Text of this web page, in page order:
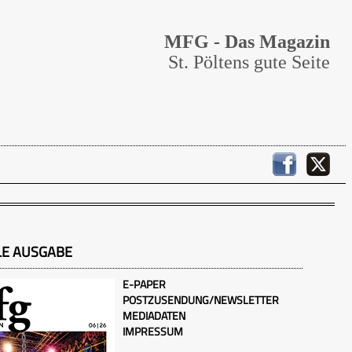
MFG - Das Magazin
St. Pöltens gute Seite
AUSGABE
E-PAPER
POSTZUSENDUNG/NEWSLETTER
MEDIADATEN
IMPRESSUM